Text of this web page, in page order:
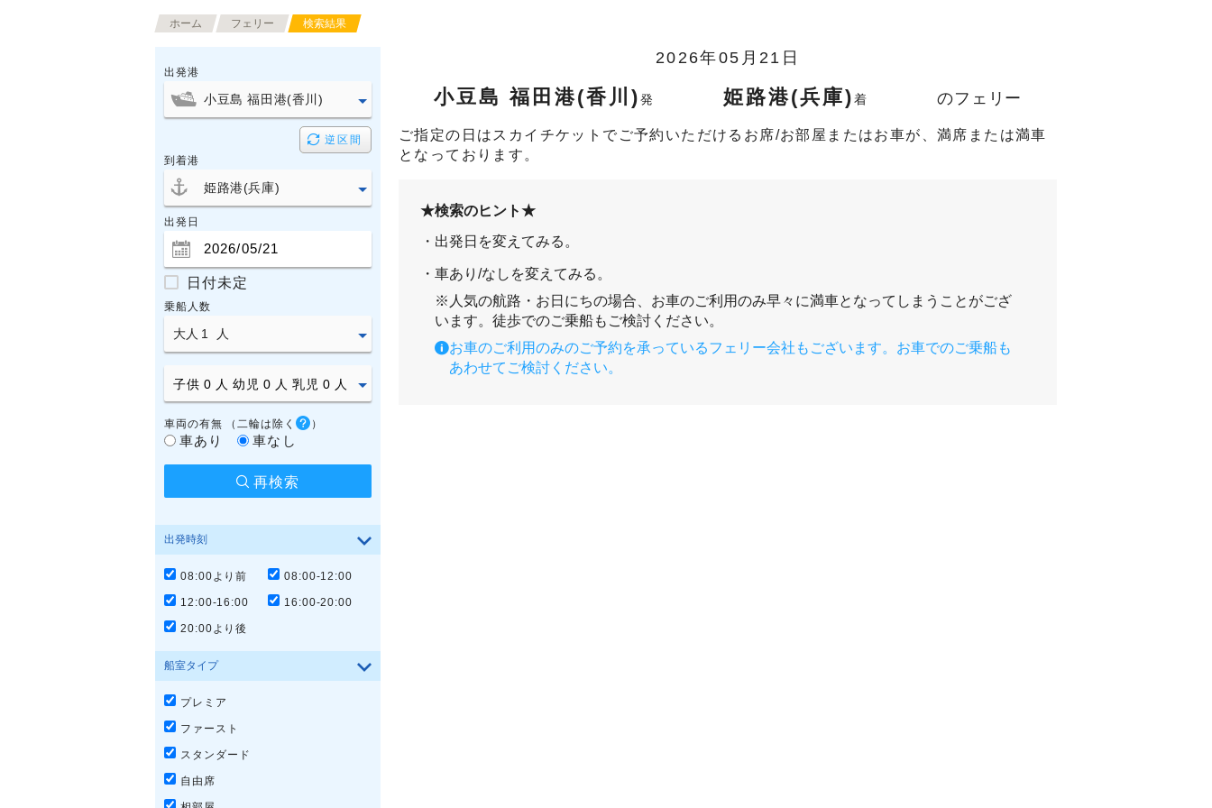
ホーム フェリー 検索結果
出発港
逆区間
到着港
出発日
日付未定
乗船人数
子供 0 人 幼児 0 人 乳児0 人
車両の有無 （二輪は除く ）
車あり 車なし
再検索
出発時刻
08:00より前 08:00-12:00
12:00-16:00 16:00-20:00
20:00より後
船室タイプ
プレミア
ファースト
スタンダード
自由席
2026年05月21日
小豆島 福田港(香川)発 姫路港(兵庫)着 のフェリー
ご指定の日はスカイチケットでご予約いただけるお席/お部屋またはお車が、満席または満車
となっております。
★検索のヒント★
出発日を変えてみる。
車あり/なしを変えてみる。
※人気の航路・お日にちの場合、お車のご利用のみ早々に満車となってしまうことがござ
います。徒歩でのご乗船もご検討ください。
お車のご利用のみのご予約を承っているフェリー会社もございます。お車でのご乗船も
あわせてご検討ください。